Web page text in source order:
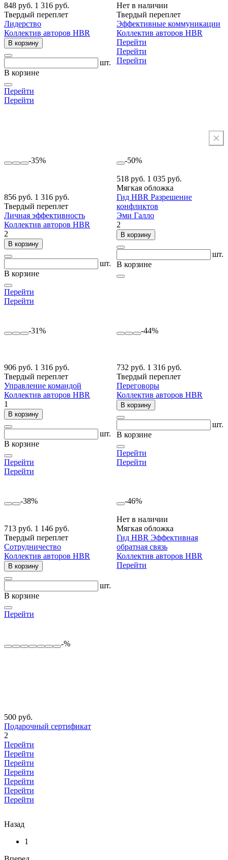
848 руб. 1 316 руб.
Твердый переплет
Лидерство
Коллектив авторов HBR
В корзину
шт.
В корзине
Перейти
Перейти
Нет в наличии
Твердый переплет
Эффективные коммуникации
Коллектив авторов HBR
Перейти
Перейти
Перейти
-35%
856 руб. 1 316 руб.
Твердый переплет
Личная эффективность
Коллектив авторов HBR
2
В корзину
шт.
В корзине
Перейти
Перейти
-50%
518 руб. 1 035 руб.
Мягкая обложка
Гид HBR Разрешение
конфликтов
Эми Галло
2
В корзину
шт.
В корзине
-31%
906 руб. 1 316 руб.
Твердый переплет
Управление командой
Коллектив авторов HBR
1
В корзину
шт.
В корзине
Перейти
Перейти
-44%
732 руб. 1 316 руб.
Твердый переплет
Переговоры
Коллектив авторов HBR
В корзину
шт.
В корзине
Перейти
Перейти
-38%
713 руб. 1 146 руб.
Твердый переплет
Сотрудничество
Коллектив авторов HBR
В корзину
шт.
В корзине
Перейти
-46%
Нет в наличии
Мягкая обложка
Гид HBR Эффективная
обратная связь
Коллектив авторов HBR
Перейти
-%
500 руб.
Подарочный сертификат
2
Перейти
Перейти
Перейти
Перейти
Перейти
Перейти
Перейти
Назад
1